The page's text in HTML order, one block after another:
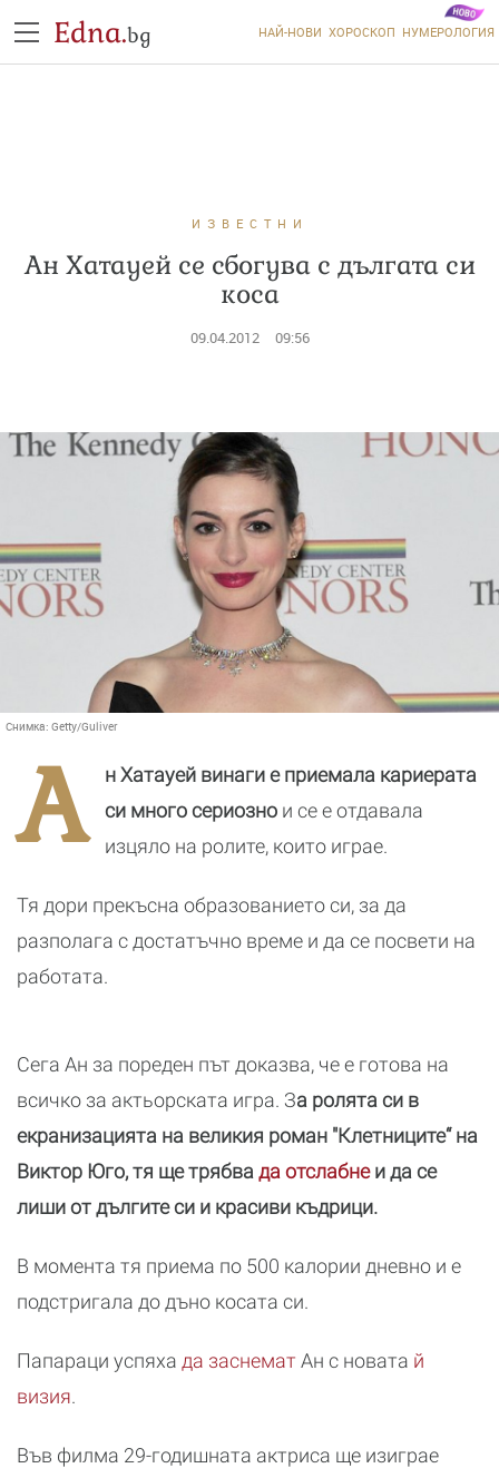
Edna.bg НАЙ-НОВИ ХОРОСКОП НУМЕРОЛОГИЯ
ИЗВЕСТНИ
Ан Хатауей се сбогува с дългата си
коса
09.04.2012 09:56
Снимка: Getty/Guliver
А
н Хатауей винаги е приемала кариерата
си много сериозно и се е отдавала
изцяло на ролите, които играе.
Тя дори прекъсна образованието си, за да
разполага с достатъчно време и да се посвети на
работата.
Сега Ан за пореден път доказва, че е готова на
всичко за актьорската игра. За ролята си в
екранизацията на великия роман "Клетниците“ на
Виктор Юго, тя ще трябва да отслабнеи да се
лиши от дългите си и красиви къдрици.
В момента тя приема по 500 калории дневно и е
подстригала до дъно косата си.
Папараци успяха да заснемат Ан с новата й
визия.
Във филма 29-годишната актриса ще изиграе